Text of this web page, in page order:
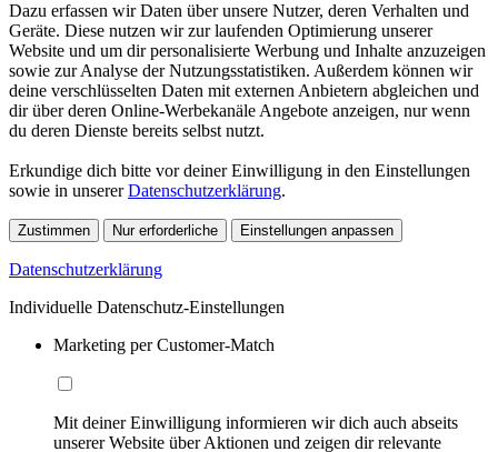
Dazu erfassen wir Daten über unsere Nutzer, deren Verhalten und
Geräte. Diese nutzen wir zur laufenden Optimierung unserer
Website und um dir personalisierte Werbung und Inhalte anzuzeigen
sowie zur Analyse der Nutzungsstatistiken. Außerdem können wir
deine verschlüsselten Daten mit externen Anbietern abgleichen und
dir über deren Online-Werbekanäle Angebote anzeigen, nur wenn
du deren Dienste bereits selbst nutzt.
Erkundige dich bitte vor deiner Einwilligung in den Einstellungen
sowie in unsererDatenschutzerklärung.
Zustimmen Nur erforderliche Einstellungen anpassen
Datenschutzerklärung
Individuelle Datenschutz-Einstellungen
Marketing per Customer-Match
Mit deiner Einwilligung informieren wir dich auch abseits
unserer Website über Aktionen und zeigen dir relevante